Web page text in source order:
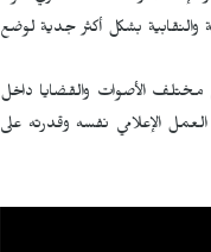
بشكل أكثر جدية لوضع
مختلف الأصوات والقضايا داخل
الإعلامي نفسه وقدرته على